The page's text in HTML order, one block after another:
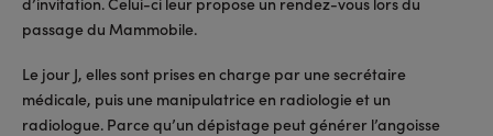
passage du Mammobile.
Le jour J, elles sont prises en charge par une secrétaire
médicale, puis une manipulatrice en radiologie et un
radiologue. Parce qu’un dépistage peut générer l’angoisse